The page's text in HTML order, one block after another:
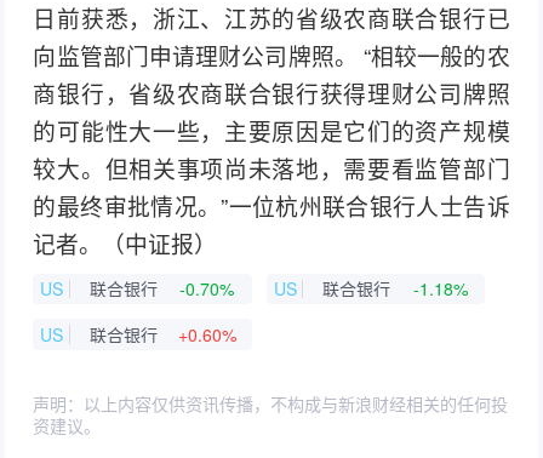
日前获悉，浙江、江苏的省级农商联合银行已
向监管部门申请理财公司牌照。 “相较一般的农
商银行，省级农商联合银行获得理财公司牌照
的可能性大一些，主要原因是它们的资产规模
较大。但相关事项尚未落地，需要看监管部门
的最终审批情况。”一位杭州联合银行人士告诉
记者。（中证报）
US 联合银行 -0.70% US 联合银行
-1.18%
US
联合银行 +0.60%
声明：以上内容仅供资讯传播，不构成与新浪财经相关的任何投
资建议。